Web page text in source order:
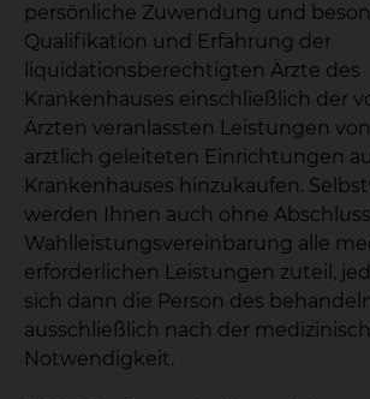
persönliche Zuwendung und
Qualifikation und Erfahrung der
liquidationsberechtigten Ärzte des
Krankenhauses einschließlich der
Ärzten veranlassten Leistungen
ärztlich geleiteten Einrichtungen
Krankenhauses hinzukaufen.
werden Ihnen auch ohne
Wahlleistungsvereinbarung alle
erforderlichen Leistungen zuteil,
sich dann die Person des
ausschließlich nach der
Notwendigkeit.